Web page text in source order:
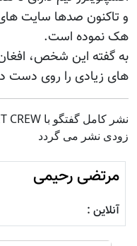
و تاکنون صدها سایت
هک نموده است.
به گفته این شخص،
های زیادی را روی دست
زودی نشر می گردد
مرتضی رحیمی
آنلاین :